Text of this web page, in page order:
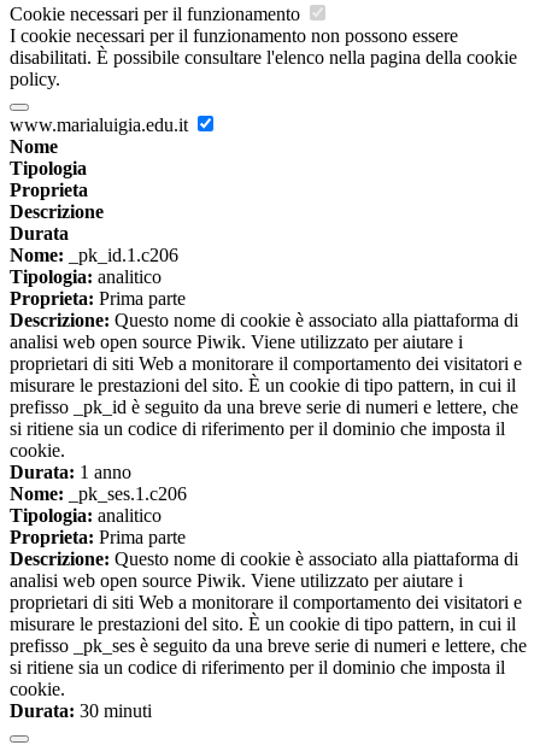
Cookie necessari per il funzionamento
I cookie necessari per il funzionamento non possono essere
disabilitati. È possibile consultare l'elenco nella pagina della cookie
policy.
www.marialuigia.edu.it
Nome
Tipologia
Proprieta
Descrizione
Durata
Nome: _pk_id.1.c206
Tipologia: analitico
Proprieta: Prima parte
Descrizione: Questo nome di cookie è associato alla piattaforma di
analisi web open source Piwik. Viene utilizzato per aiutare i
proprietari di siti Web a monitorare il comportamento dei visitatori e
misurare le prestazioni del sito. È un cookie di tipo pattern, in cui il
prefisso _pk_id è seguito da una breve serie di numeri e lettere, che
si ritiene sia un codice di riferimento per il dominio che imposta il
cookie.
Durata: 1 anno
Nome: _pk_ses.1.c206
Tipologia: analitico
Proprieta: Prima parte
Descrizione: Questo nome di cookie è associato alla piattaforma di
analisi web open source Piwik. Viene utilizzato per aiutare i
proprietari di siti Web a monitorare il comportamento dei visitatori e
misurare le prestazioni del sito. È un cookie di tipo pattern, in cui il
prefisso _pk_ses è seguito da una breve serie di numeri e lettere, che
si ritiene sia un codice di riferimento per il dominio che imposta il
cookie.
Durata: 30 minuti